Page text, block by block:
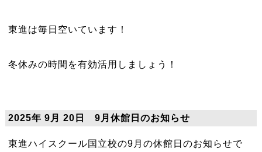
東進は毎日空いています！
冬休みの時間を有効活用しましょう！
2025年 9月 20日 9月休館日のお知らせ
東進ハイスクール国立校の9月の休館日のお知らせで